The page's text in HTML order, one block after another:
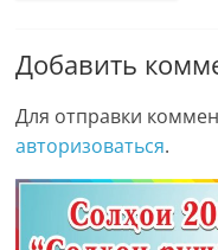
Добавить
Для отправки
авторизоваться.